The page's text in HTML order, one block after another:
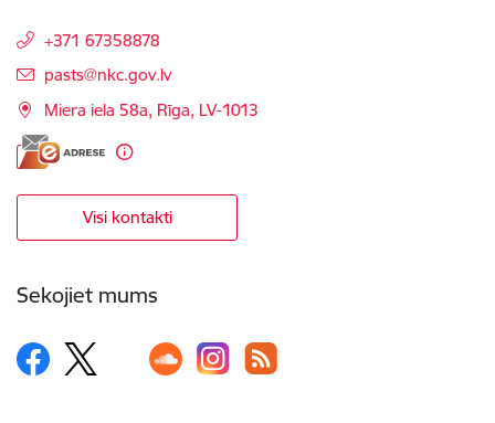
+371 67358878
E-pasts:
pasts@nkc.gov.lv
Miera iela 58a, Rīga, LV-1013
Visi kontakti
Sekojiet mums